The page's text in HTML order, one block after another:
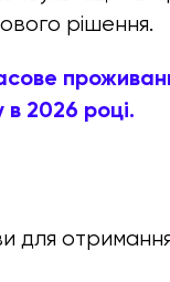
рішення.
в 2026 році.
для